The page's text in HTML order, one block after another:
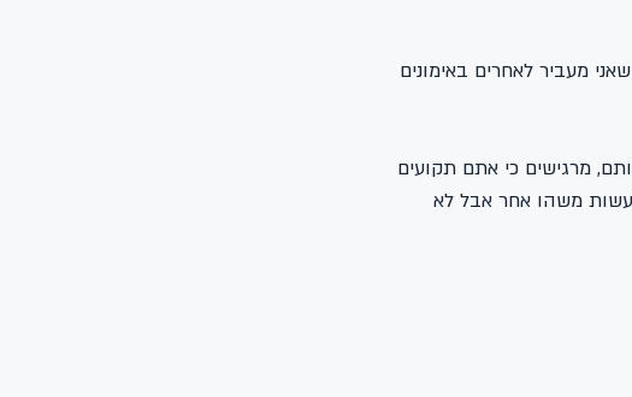
מעביר לאחרים באימונים
מרגישים כי אתם תקועים
משהו אחר אבל לא